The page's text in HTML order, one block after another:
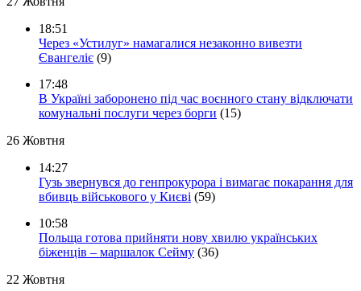
18:51
Через «Устилуг» намагалися незаконно вивезти
Євангеліє (9)
17:48
В Україні заборонено під час воєнного стану відключати
комунальні послуги через борги (15)
26 Жовтня
14:27
Гузь звернувся до генпрокурора і вимагає покарання для
вбивць військового у Києві (59)
10:58
Польща готова прийняти нову хвилю українських
біженців – маршалок Сейму (36)
22 Жовтня